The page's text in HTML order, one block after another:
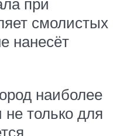
смолистых
нанесёт
наиболее
не только для